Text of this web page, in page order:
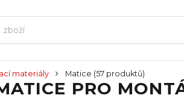
materiály Matice (57 produktů)
PRO